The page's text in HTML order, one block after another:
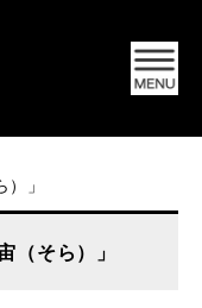
」
（そら）」